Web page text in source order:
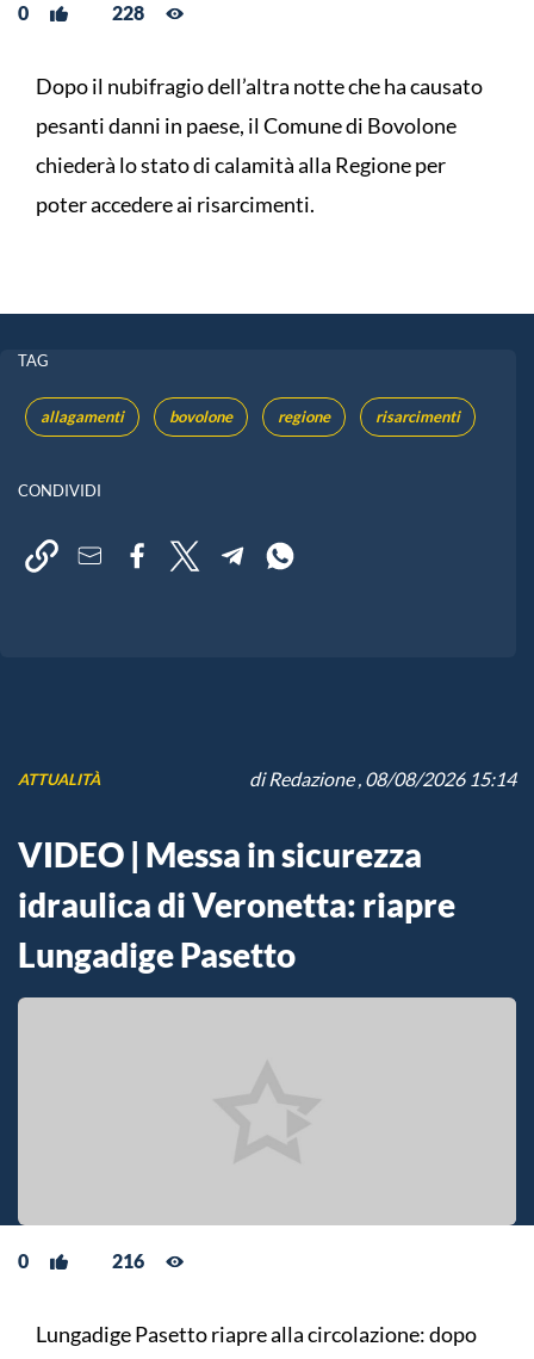
0 228
Dopo il nubifragio dell’altra notte che ha causato
pesanti danni in paese, il Comune di Bovolone
chiederà lo stato di calamità alla Regione per
poter accedere ai risarcimenti.
TAG
allagamenti bovolone regione risarcimenti
CONDIVIDI
ATTUALITÀ diRedazione, 08/08/2026 15:14
VIDEO | Messa in sicurezza
idraulica di Veronetta: riapre
Lungadige Pasetto
0 216
Lungadige Pasetto riapre alla circolazione: dopo